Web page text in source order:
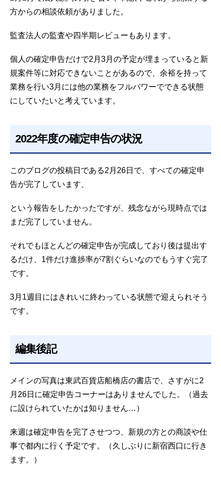
方からの相談依頼がありました。
監査法人の監査や四半期レビューもあります。
個人の確定申告だけで2月3月の予定が埋まっていると新
規案件等に対応できないことがあるので、余裕を持って
業務を行い3月には他の業務をフルパワーでできる状態
にしていたいと考えています。
2022年度の確定申告の状況
このブログの投稿日である2月26日で、すべての確定申
告が完了しています、
という報告をしたかったですが、残念ながら現時点では
まだ完了していません。
それでもほとんどの確定申告が完成しており後は提出す
るだけ、1件だけ進捗率が7割ぐらいなのでもうすぐ完了
です。
3月1週目にはきれいに終わっている状態で迎えられそう
です。
編集後記
メインの写真は東武百貨店船橋店の書店で、さすがに2
月26日に確定申告コーナーはありませんでした。（過去
に設けられていたかは知りません…）
来週は確定申告を完了させつつ、新規の方との商談や仕
事で都内に行く予定です。（久しぶりに新宿西口に行き
ます。）